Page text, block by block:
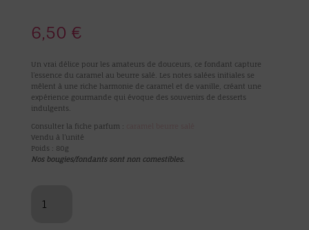
6,50 €
Un vrai délice pour les amateurs de douceurs, ce fondant capture
l’essence du caramel au beurre salé. Les notes salées initiales se
mêlent à une riche harmonie de caramel et de vanille, créant une
expérience gourmande qui évoque des souvenirs de desserts
indulgents.
Consulter la fiche parfum :
Vendu à l’unité
Poids : 80g
Nos bougies/fondants sont non comestibles.